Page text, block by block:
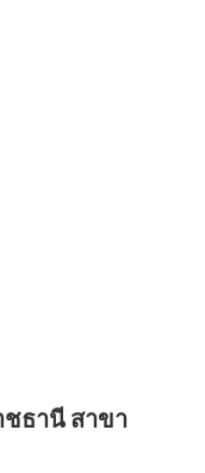
ชธานี สาขา